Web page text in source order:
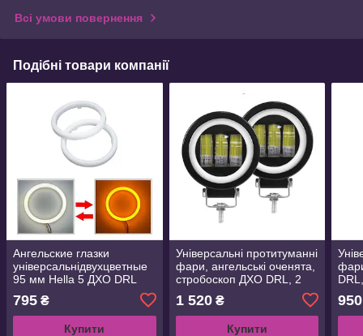
Всі умови повернення
Подібні товари компанії
Ангельские глазки
універсальнідвухцветные
95 мм Hella 5 ДХО DRL
795 ₴
Купити
Універсальні протитуманні
фари, ангельські оченята,
стробоскоп ДХО DRL, 2
мотоциклів, човнів
1 520₴
Купити
950